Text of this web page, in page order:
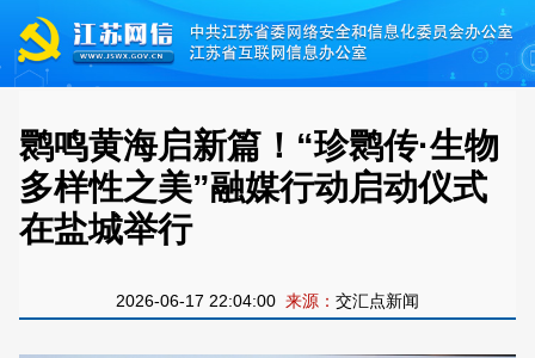
鹮鸣黄海启新篇！“珍鹮传·生物
多样性之美”融媒行动启动仪式
在盐城举行
2026-06-17 22:04:00 来源： 交汇点新闻